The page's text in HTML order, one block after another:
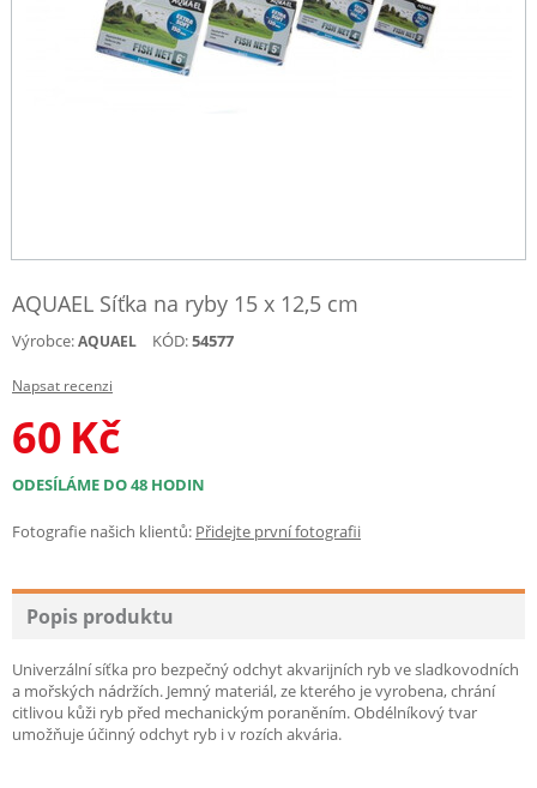
AQUAEL Síťka na ryby 15 x 12,5 cm
Výrobce:AQUAEL KÓD:54577
Napsat recenzi
60 Kč
ODESÍLÁME DO 48 HODIN
Fotografie našich klientů: Přidejte první fotografii
Popis produktu
Univerzální síťka pro bezpečný odchyt akvarijních ryb ve sladkovodních
a mořských nádržích. Jemný materiál, ze kterého je vyrobena, chrání
citlivou kůži ryb před mechanickým poraněním. Obdélníkový tvar
umožňuje účinný odchyt ryb i v rozích akvária.